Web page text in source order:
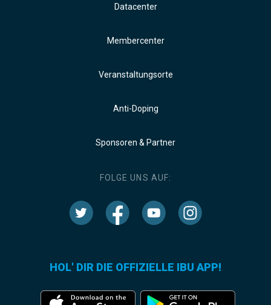
Datacenter
Membercenter
Veranstaltungsorte
Anti-Doping
Sponsoren & Partner
FOLGE UNS AUF:
HOL' DIR DIE OFFIZIELLE IBU APP!